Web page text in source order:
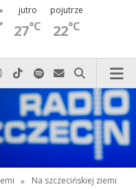
jutro
27°C
pojutrze
22°C
do nas zadzwoń
nas na Facebook-u
nas na X
Odwiedź nas na Instagram-ie
Odwiedź nas na TikTok-u
Szukaj nas na Spotify
Wyślij do nas
Szukaj
» Na szczecińskiej ziemi